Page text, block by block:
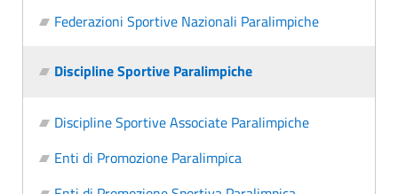
Federazioni Sportive Nazionali Paralimpiche
Discipline Sportive Paralimpiche
Discipline Sportive Associate Paralimpiche
Enti di Promozione Paralimpica